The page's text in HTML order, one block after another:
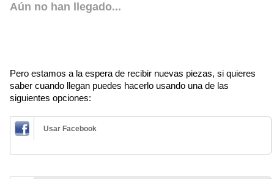
Aún no han llegado...
Pero estamos a la espera de recibir nuevas piezas, si quieres
saber cuando llegan puedes hacerlo usando una de las
siguientes opciones:
Usar Facebook